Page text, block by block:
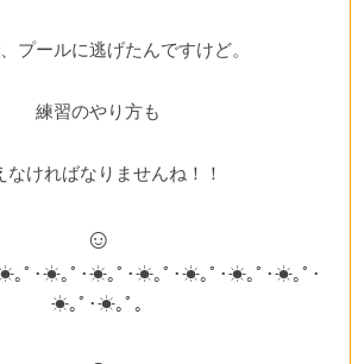
プールに逃げたんですけど。
練習のやり方も
なければなりませんね！！
☺
｡ﾟ･☀｡ﾟ･☀｡ﾟ･☀｡ﾟ･☀｡ﾟ･☀｡ﾟ･☀｡ﾟ･
☀｡ﾟ･☀｡ﾟ｡